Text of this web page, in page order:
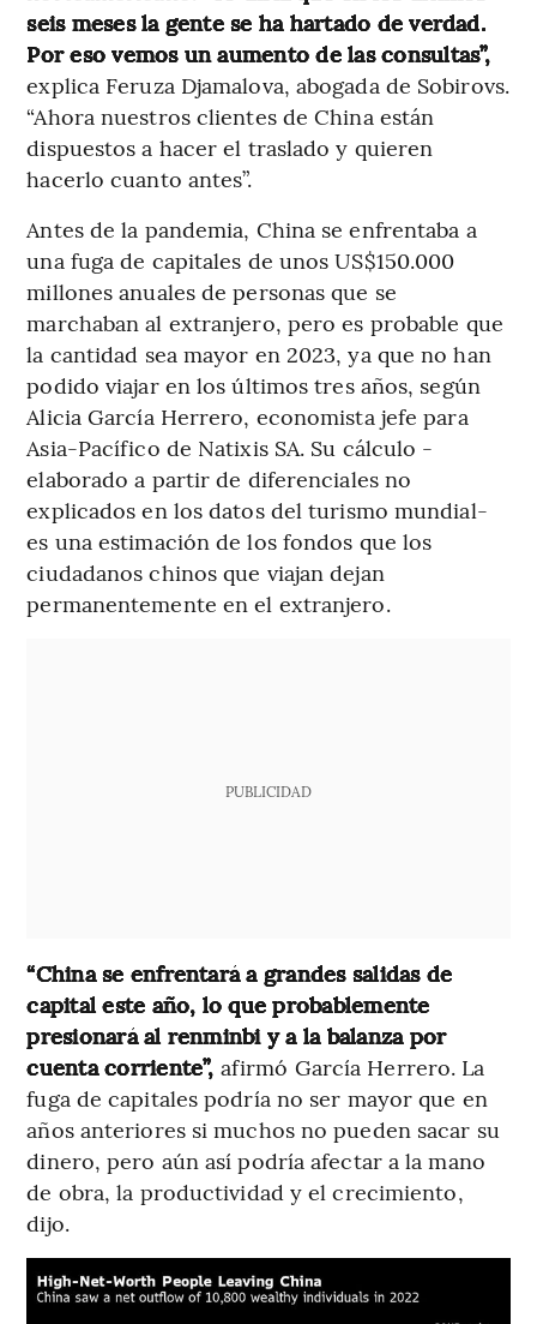
seis meses la gente se ha hartado de verdad.
Por eso vemos un aumento de las consultas”,
explica Feruza Djamalova, abogada de Sobirovs.
“Ahora nuestros clientes de China están
dispuestos a hacer el traslado y quieren
hacerlo cuanto antes”.
Antes de la pandemia, China se enfrentaba a
una fuga de capitales de unos US$150.000
millones anuales de personas que se
marchaban al extranjero, pero es probable que
la cantidad sea mayor en 2023, ya que no han
podido viajar en los últimos tres años, según
Alicia García Herrero, economista jefe para
Asia-Pacífico de Natixis SA. Su cálculo -
elaborado a partir de diferenciales no
explicados en los datos del turismo mundial-
es una estimación de los fondos que los
ciudadanos chinos que viajan dejan
permanentemente en el extranjero.
PUBLICIDAD
“China se enfrentará a grandes salidas de
capital este año, lo que probablemente
presionará al renminbi y a la balanza por
cuenta corriente”, afirmó García Herrero. La
fuga de capitales podría no ser mayor que en
años anteriores si muchos no pueden sacar su
dinero, pero aún así podría afectar a la mano
de obra, la productividad y el crecimiento,
dijo.